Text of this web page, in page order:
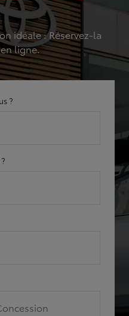
idéale : Réservez-la
ligne.
?